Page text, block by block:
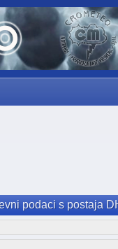
podaci s postaja